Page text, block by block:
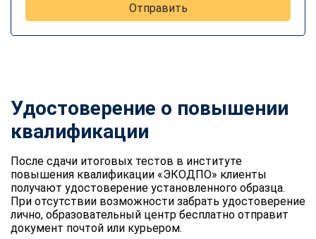
Отправить
Удостоверение о повышении
квалификации
После сдачи итоговых тестов в институте
повышения квалификации «ЭКОДПО» клиенты
получают удостоверение установленного образца.
При отсутствии возможности забрать удостоверение
лично, образовательный центр бесплатно отправит
документ почтой или курьером.